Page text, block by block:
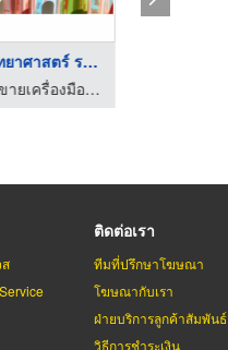
แก้ววิทยาศาสตร์ ระยอ ...
บริษัทขายเครื่องมือวิทยาศาสตร์ ระยอง
ติดต่อเรา
ทีมที่ปรึกษาโฆษณา
โฆษณากับเรา
ฝ่ายบริการลูกค้าสัมพันธ์
วิธีการชำระเงิน